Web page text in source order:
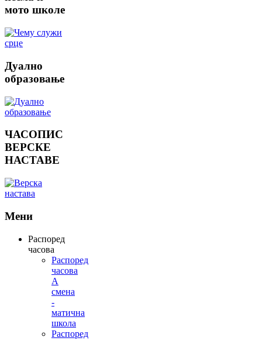
мото школе
Дуално
образовање
ЧАСОПИС
ВЕРСКЕ
НАСТАВЕ
Мени
Распоред
часова
Распоред
часова
А
смена
-
матична
школа
Распоред